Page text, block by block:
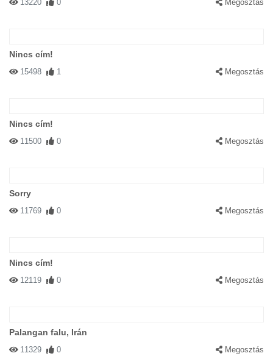
13220 0 Megosztás
Nincs cím!
15498 1 Megosztás
Nincs cím!
11500 0 Megosztás
Sorry
11769 0 Megosztás
Nincs cím!
12119 0 Megosztás
Palangan falu, Irán
11329 0 Megosztás